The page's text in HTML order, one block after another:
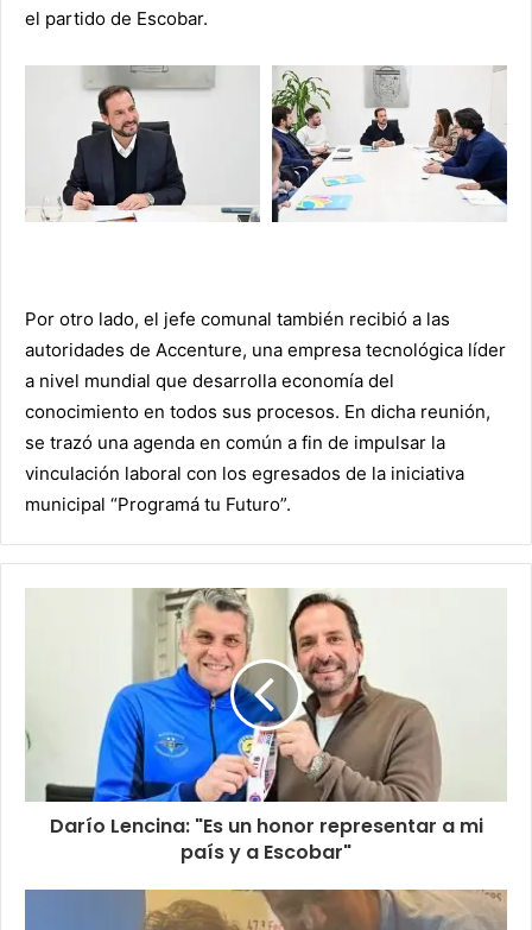
el partido de Escobar.
Por otro lado, el jefe comunal también recibió a las
autoridades de Accenture, una empresa tecnológica líder
a nivel mundial que desarrolla economía del
conocimiento en todos sus procesos. En dicha reunión,
se trazó una agenda en común a fin de impulsar la
vinculación laboral con los egresados de la iniciativa
municipal “Programá tu Futuro”.
Darío Lencina: "Es un honor representar a mi
país y a Escobar"